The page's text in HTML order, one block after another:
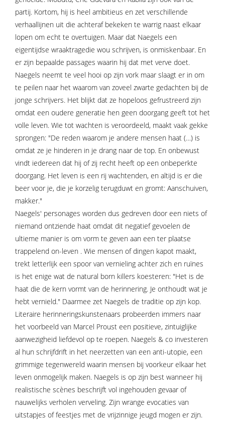
partij. Kortom, hij is heel ambitieus en zet verschillende
verhaallijnen uit die achteraf bekeken te warrig naast elkaar
lopen om echt te overtuigen. Maar dat Naegels een
eigentijdse wraaktragedie wou schrijven, is onmiskenbaar. En
er zijn bepaalde passages waarin hij dat met verve doet.
Naegels neemt te veel hooi op zijn vork maar slaagt er in om
te peilen naar het waarom van zoveel zwarte gedachten bij de
jonge schrijvers. Het blijkt dat ze hopeloos gefrustreerd zijn
omdat een oudere generatie hen geen doorgang geeft tot het
volle leven. Wie tot wachten is veroordeeld, maakt vaak gekke
sprongen: "De reden waarom je andere mensen haat (…) is
omdat ze je hinderen in je drang naar de top. En onbewust
vindt iedereen dat hij of zij recht heeft op een onbeperkte
doorgang. Het leven is een rij wachtenden, en altijd is er die
beer voor je, die je korzelig terugduwt en gromt: Aanschuiven,
makker."
Naegels' personages worden dus gedreven door een niets of
niemand ontziende haat omdat dit negatief gevoelen de
ultieme manier is om vorm te geven aan een ter plaatse
trappelend on-leven . Wie mensen of dingen kapot maakt,
trekt letterlijk een spoor van vernieling achter zich en ruïnes
is het enige wat de natural born killers koesteren: "Het is de
haat die de kern vormt van de herinnering. Je onthoudt wat je
hebt vernield." Daarmee zet Naegels de traditie op zijn kop.
Literaire herinneringskunstenaars probeerden immers naar
het voorbeeld van Marcel Proust een positieve, zintuiglijke
aanwezigheid liefdevol op te roepen. Naegels & co investeren
al hun schrijfdrift in het neerzetten van een anti-utopie, een
grimmige tegenwereld waarin mensen bij voorkeur elkaar het
leven onmogelijk maken. Naegels is op zijn best wanneer hij
realistische scènes beschrijft vol ingehouden gevaar of
nauwelijks verholen verveling. Zijn wrange evocaties van
uitstapjes of feestjes met de vrijzinnige jeugd mogen er zijn.